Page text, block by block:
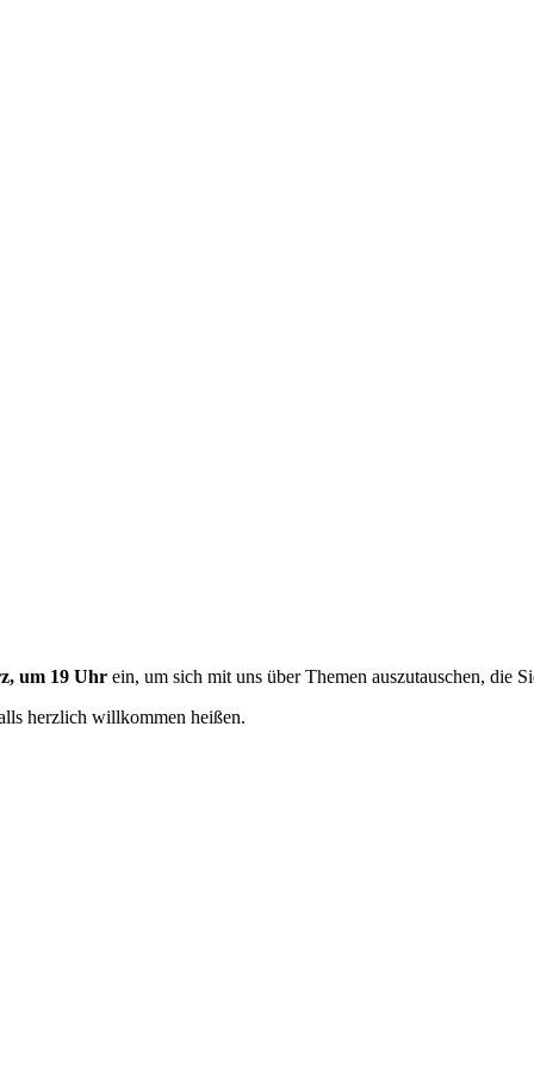
um 19 Uhr ein, um sich mit uns über Themen auszutauschen, die
herzlich willkommen heißen.